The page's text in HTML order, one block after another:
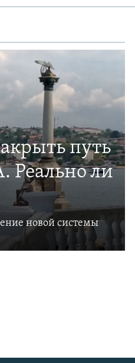
путь
Реально ли
новой системы